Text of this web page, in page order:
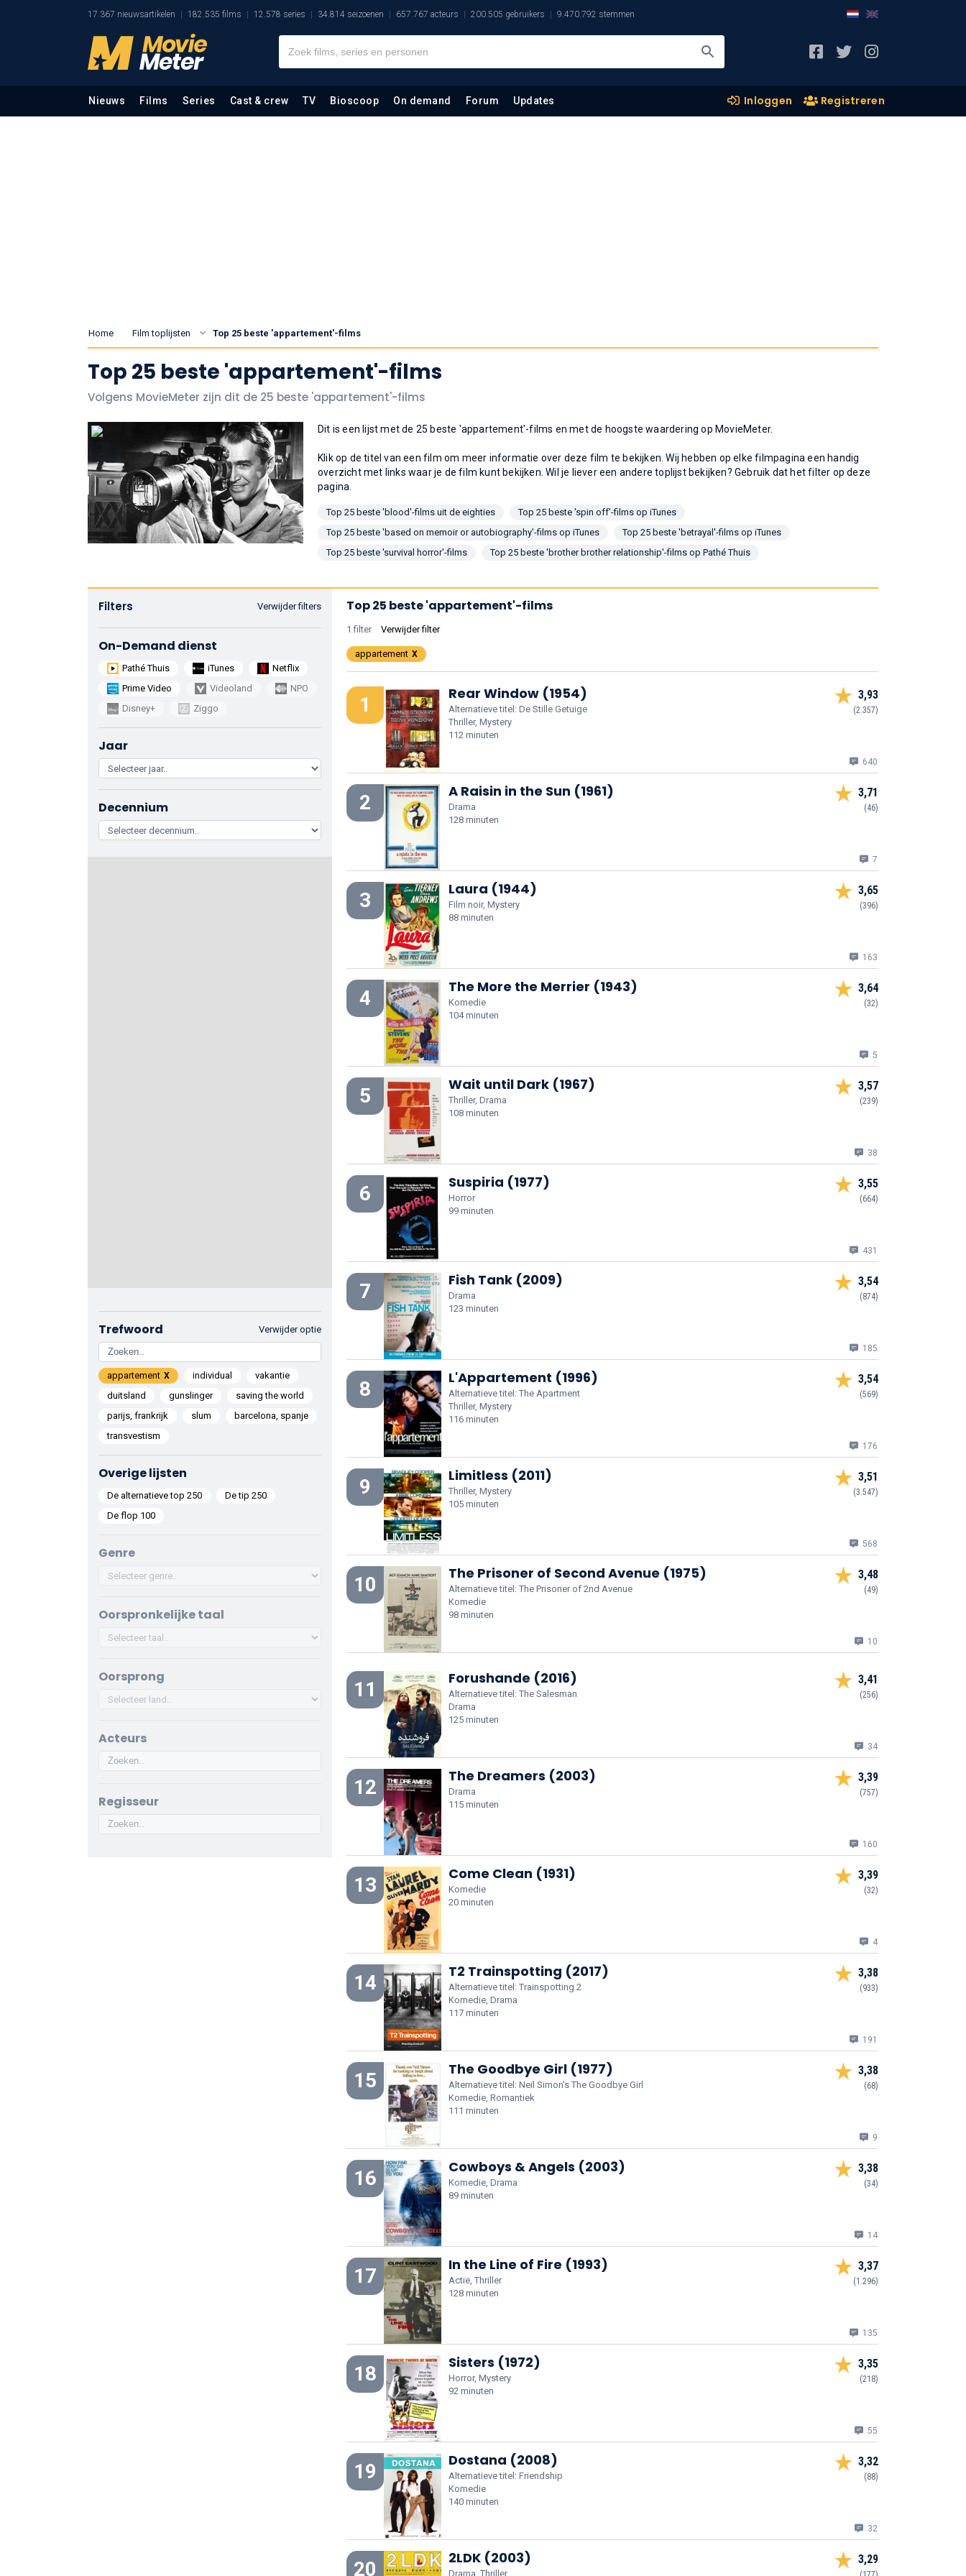
17.367 nieuwsartikelen 182.535 films 12.578 series 34.814 seizoenen 657.767 acteurs 200.505 gebruikers 9.470.792 stemmen
Nieuws Films Series Cast & crew TV Bioscoop On demand Forum Updates Inloggen Registreren
Home Film toplijsten Top 25 beste 'appartement'-films
Top 25 beste 'appartement'-films
Volgens MovieMeter zijn dit de 25 beste 'appartement'-films
Dit is een lijst met de 25 beste 'appartement'-films en met de hoogste waardering op MovieMeter.
Klik op de titel van een film om meer informatie over deze film te bekijken. Wij hebben op elke filmpagina een handig
overzicht met links waar je de film kunt bekijken. Wil je liever een andere toplijst bekijken? Gebruik dat het filter op deze
pagina.
Top 25 beste 'blood'-films uit de eighties
Top 25 beste 'spin off'-films op iTunes
Top 25 beste 'based on memoir or autobiography'-films op iTunes
Top 25 beste 'betrayal'-films op iTunes
Top 25 beste 'survival horror'-films
Top 25 beste 'brother brother relationship'-films op Pathé Thuis
Verwijder filters
Filters
On-Demand dienst
Pathé Thuis iTunes
Netflix
Prime Video
Videoland
NPO
Disney+
Ziggo
Genre
Oorspronkelijke taal
Oorsprong
Jaar
Decennium
Verwijder optie
Trefwoord
appartement individual
vakantie
duitsland
gunslinger
saving the world
parijs, frankrijk
slum
barcelona, spanje
transvestism
Acteurs
Regisseur
Overige lijsten
De alternatieve top 250
De tip 250
De flop 100
Top 25 beste 'appartement'-films
1 filter Verwijder filter
appartement
1 Rear Window (1954)
Alternatieve titel: De Stille Getuige
Thriller, Mystery
112 minuten
3,93
(2.357)
640
2 A Raisin in the Sun (1961)
Drama
128 minuten
3,71
(46)
7
3 Laura (1944)
Film noir, Mystery
88 minuten
3,65
(396)
163
4 The More the Merrier (1943)
Komedie
104 minuten
3,64
(32)
5
5 Wait until Dark (1967)
Thriller, Drama
108 minuten
3,57
(239)
38
6 Suspiria (1977)
Horror
99 minuten
3,55
(664)
431
7 Fish Tank (2009)
Drama
123 minuten
3,54
(874)
185
8 L'Appartement (1996)
Alternatieve titel: The Apartment
Thriller, Mystery
116 minuten
3,54
(569)
176
9 Limitless (2011)
Thriller, Mystery
105 minuten
3,51
(3.547)
568
10 The Prisoner of Second Avenue (1975)
Alternatieve titel: The Prisoner of 2nd Avenue
Komedie
98 minuten
3,48
(49)
10
11 Forushande (2016)
Alternatieve titel: The Salesman
Drama
125 minuten
3,41
(256)
34
12 The Dreamers (2003)
Drama
115 minuten
3,39
(757)
160
13 Come Clean (1931)
Komedie
20 minuten
3,39
(32)
4
14 T2 Trainspotting (2017)
Alternatieve titel: Trainspotting 2
Komedie, Drama
117 minuten
3,38
(933)
191
15 The Goodbye Girl (1977)
Alternatieve titel: Neil Simon's The Goodbye Girl
Komedie, Romantiek
111 minuten
3,38
(68)
9
16 Cowboys & Angels (2003)
Komedie, Drama
89 minuten
3,38
(34)
14
17 In the Line of Fire (1993)
Actie, Thriller
128 minuten
3,37
(1.296)
135
18 Sisters (1972)
Horror, Mystery
92 minuten
3,35
(218)
55
19 Dostana (2008)
Alternatieve titel: Friendship
Komedie
140 minuten
3,32
(88)
32
20 2LDK (2003)
Drama, Thriller
3,29